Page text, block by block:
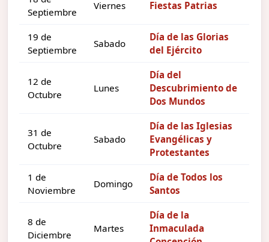
Septiembre
Viernes Fiestas Patrias
19 de
Septiembre
Sabado
Día de las Glorias
del Ejército
12 de
Octubre
Lunes
Día del
Descubrimiento de
Dos Mundos
31 de
Octubre
Sabado
Día de las Iglesias
Evangélicas y
Protestantes
1 de
Noviembre
Domingo
Día de Todos los
Santos
8 de
Diciembre
Martes
Día de la
Inmaculada